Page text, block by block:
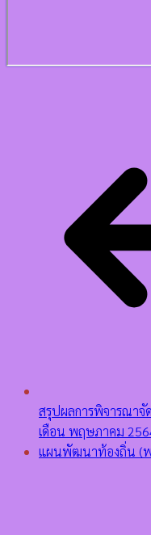
สรุปผลการพิจารณาจั
เดือน พฤษภาคม
แผนพัฒนาท้องถิ่น (พ